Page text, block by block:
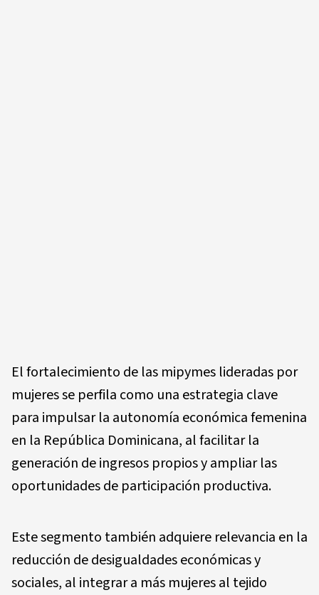
El fortalecimiento de las mipymes lideradas por
mujeres se perfila como una estrategia clave
para impulsar la autonomía económica femenina
en la República Dominicana, al facilitar la
generación de ingresos propios y ampliar las
oportunidades de participación productiva.
Este segmento también adquiere relevancia en la
reducción de desigualdades económicas y
sociales, al integrar a más mujeres al tejido